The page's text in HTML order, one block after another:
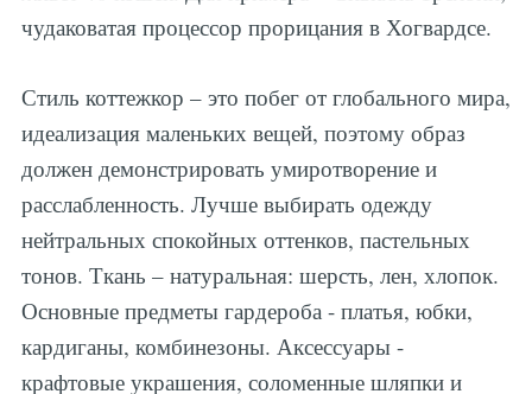
чудаковатая процессор прорицания в Хогвардсе.
Стиль коттежкор – это побег от глобального мира,
идеализация маленьких вещей, поэтому образ
должен демонстрировать умиротворение и
расслабленность. Лучше выбирать одежду
нейтральных спокойных оттенков, пастельных
тонов. Ткань – натуральная: шерсть, лен, хлопок.
Основные предметы гардероба - платья, юбки,
кардиганы, комбинезоны. Аксессуары -
крафтовые украшения, соломенные шляпки и